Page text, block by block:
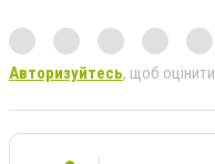
Авторизуйтесь, щоб оцінити